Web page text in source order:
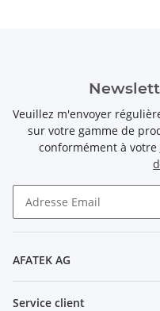
Veuillez m'envoyer
sur votre gamme de
conformément à votre
AFATEK AG
Service client